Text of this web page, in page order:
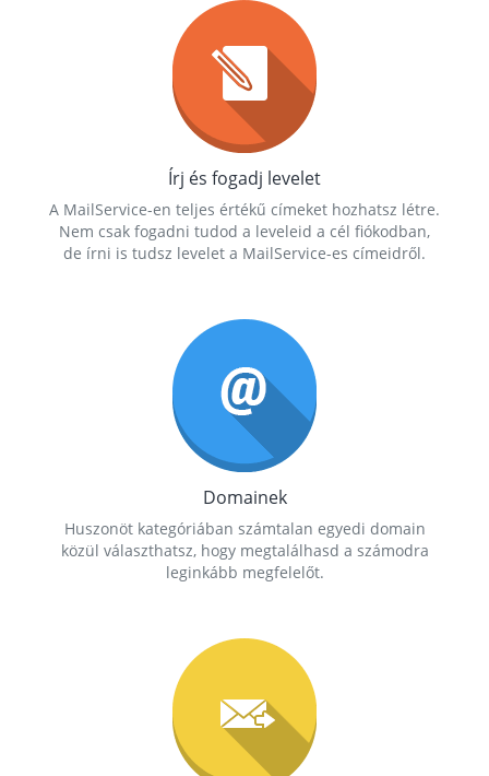
Írj és fogadj levelet
A MailService-en teljes értékű címeket hozhatsz létre.
Nem csak fogadni tudod a leveleid a cél fiókodban,
de írni is tudsz levelet a MailService-es címeidről.
Domainek
Huszonöt kategóriában számtalan egyedi domain
közül választhatsz, hogy megtalálhasd a számodra
leginkább megfelelőt.